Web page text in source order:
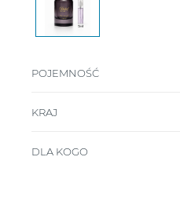
POJEMNOŚĆ
KRAJ
DLA KOGO